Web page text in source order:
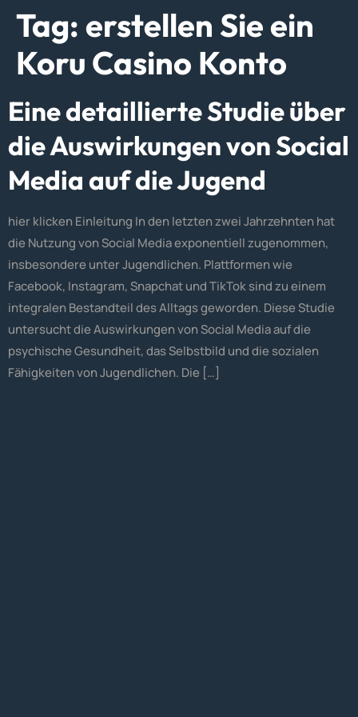
Tag: erstellen Sie ein
Koru Casino Konto
Eine detaillierte Studie über
die Auswirkungen von Social
Media auf die Jugend
hier klicken Einleitung In den letzten zwei Jahrzehnten hat
die Nutzung von Social Media exponentiell zugenommen,
insbesondere unter Jugendlichen. Plattformen wie
Facebook, Instagram, Snapchat und TikTok sind zu einem
integralen Bestandteil des Alltags geworden. Diese Studie
untersucht die Auswirkungen von Social Media auf die
psychische Gesundheit, das Selbstbild und die sozialen
Fähigkeiten von Jugendlichen. Die […]